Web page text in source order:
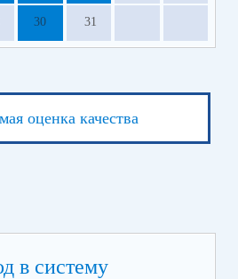
30 31
оценка качества
в систему